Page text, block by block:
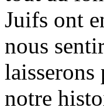
Juifs ont
nous
laisserons
notre